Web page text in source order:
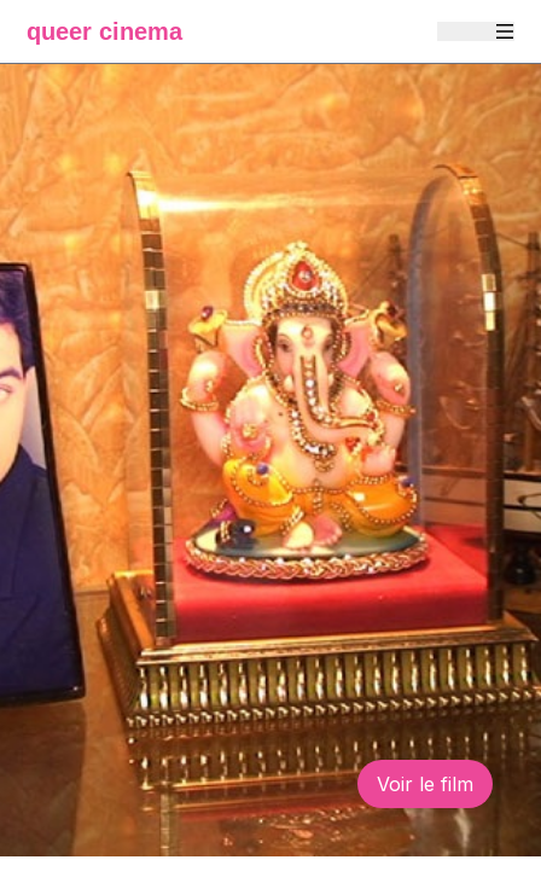
queer cinema
Voir le film